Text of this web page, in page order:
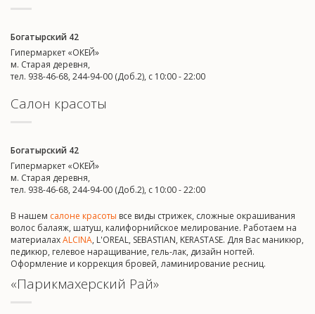
Богатырский 42
Гипермаркет «ОКЕЙ»
м. Старая деревня,
тел. 938-46-68, 244-94-00 (Доб.2), c 10:00 - 22:00
Салон красоты
Богатырский 42
Гипермаркет «ОКЕЙ»
м. Старая деревня,
тел. 938-46-68, 244-94-00 (Доб.2), c 10:00 - 22:00
В нашем салоне красоты все виды стрижек, сложные окрашивания
волос балаяж, шатуш, калифорнийское мелирование. Работаем на
материалахALCINA, L'OREAL, SEBASTIAN, KERASTASE. Для Вас маникюр,
педикюр, гелевое наращивание, гель-лак, дизайн ногтей.
Оформление и коррекция бровей, ламинирование ресниц.
«Парикмахерский Рай»